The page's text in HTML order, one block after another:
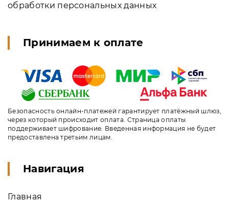
обработки персональных данных
Принимаем к оплате
Безопасность онлайн-платежей гарантирует платёжный шлюз,
через который происходит оплата. Страница оплаты
поддерживает шифрование. Введенная информация не будет
предоставлена третьим лицам.
Навигация
Главная